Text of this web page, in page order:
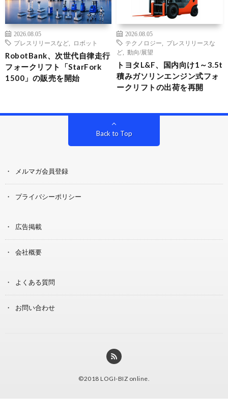
2026.08.05
プレスリリースなど
ロボット
RobotBank、次世代自律走行
フォークリフト「StarFork
1500」の販売を開始
2026.08.05
テクノロジー
プレスリリースな
ど
動向/展望
トヨタL&F、国内向け1～3.5t
積みガソリンエンジン式フォ
ークリフトの出荷を再開
Back to Top
メルマガ会員登録
プライバシーポリシー
広告掲載
会社概要
よくある質問
お問い合わせ
©2018 LOGI-BIZ online